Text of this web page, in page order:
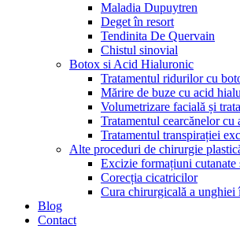
Maladia Dupuytren
Deget în resort
Tendinita De Quervain
Chistul sinovial
Botox si Acid Hialuronic
Tratamentul ridurilor cu
Mărire de buze cu acid
Volumetrizare facială și
Tratamentul cearcănelor
Tratamentul transpirației
Alte proceduri de chirurgie
Excizie formațiuni cutanate
Corecția cicatricilor
Cura chirurgicală a unghiei
Blog
Contact